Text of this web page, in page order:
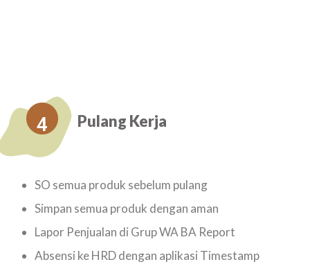
4 Pulang Kerja
SO semua produk sebelum pulang
Simpan semua produk dengan aman
Lapor Penjualan di Grup WA BA Report
Absensi ke HRD dengan aplikasi Timestamp